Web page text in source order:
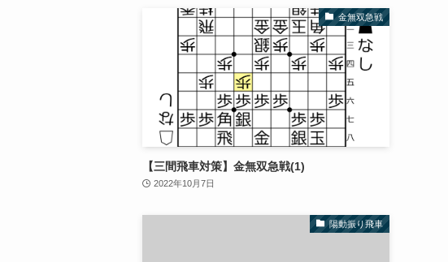
金無双急戦
【三間飛車対策】金無双急戦(1)
2022年10月7日
陽動振り飛車